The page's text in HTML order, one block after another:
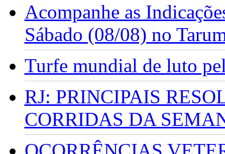
Acompanhe as
Sábado (08/08) no
Turfe mundial de luto
RJ: PRINCIPAIS
CORRIDAS DA